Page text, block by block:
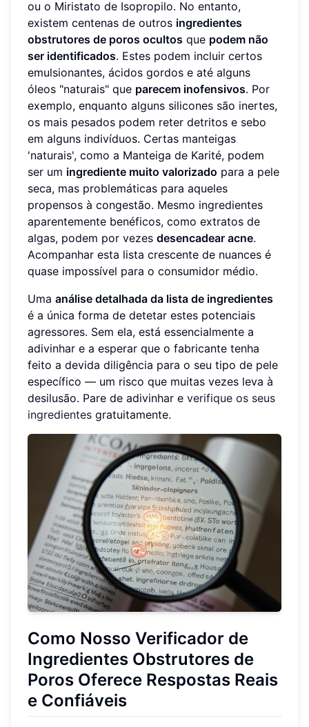
ou o Miristato de Isopropilo. No entanto,
existem centenas de outros ingredientes
obstrutores de poros ocultos que podem não
ser identificados. Estes podem incluir certos
emulsionantes, ácidos gordos e até alguns
óleos "naturais" que parecem inofensivos. Por
exemplo, enquanto alguns silicones são inertes,
os mais pesados podem reter detritos e sebo
em alguns indivíduos. Certas manteigas
'naturais', como a Manteiga de Karité, podem
ser um ingrediente muito valorizado para a pele
seca, mas problemáticas para aqueles
propensos à congestão. Mesmo ingredientes
aparentemente benéficos, como extratos de
algas, podem por vezes desencadear acne.
Acompanhar esta lista crescente de nuances é
quase impossível para o consumidor médio.
Uma análise detalhada da lista de ingredientes
é a única forma de detetar estes potenciais
agressores. Sem ela, está essencialmente a
adivinhar e a esperar que o fabricante tenha
feito a devida diligência para o seu tipo de pele
específico — um risco que muitas vezes leva à
desilusão. Pare de adivinhar e verifique os seus
ingredientes gratuitamente.
Como Nosso Verificador de
Ingredientes Obstrutores de
Poros Oferece Respostas Reais
e Confiáveis